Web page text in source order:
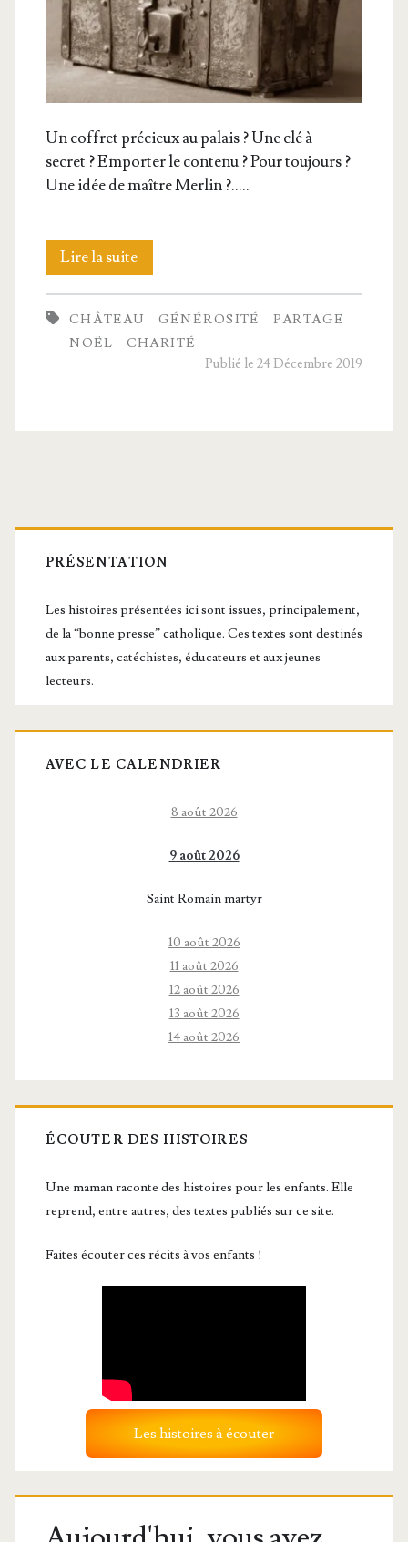
Un cof­fret pré­cieux au palais ? Une clé à
secret ? Empor­ter le conte­nu ? Pour tou­jours ?
Une idée de maître Merlin ?.….
Lire la suiteConte
de
Mar­
CHÂTEAU GÉNÉROSITÉ
PARTAGE
NOËL
CHARITÉ
Publié le 24 Décembre 2019
Barre
latérale
principale
PRÉSENTATION
Les histoires présentées ici sont issues, principalement,
de la “bonne presse” catholique. Ces textes sont destinés
aux parents, catéchistes, éducateurs et aux jeunes
lecteurs.
AVEC LE CALENDRIER
8 août 2026
9 août 2026
Saint Romain martyr
10 août 2026
11 août 2026
12 août 2026
13 août 2026
14 août 2026
ÉCOUTER DES HISTOIRES
Une maman raconte des histoires pour les enfants. Elle
reprend, entre autres, des textes publiés sur ce site.
Faites écouter ces récits à vos enfants !
Les histoires à écouter